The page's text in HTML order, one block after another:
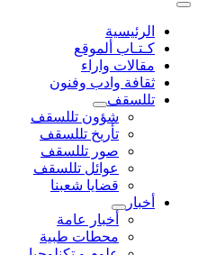
الرئيسية
كـتـاب ألموقع
مقالات واراء
ثقافة وادب وفنون
تللسقف
شؤون تللسقف
تأريخ تللسقف
صور تللسقف
عوائل تللسقف
قضايا شعبنا
أخبار
أخبار عامة
محطات طبية